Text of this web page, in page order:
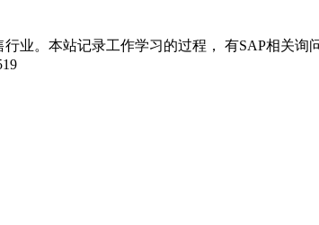
业。本站记录工作学习的过程， 有SAP相关询